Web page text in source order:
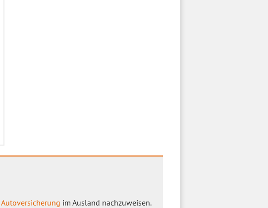
Autoversicherung im Ausland nachzuweisen.